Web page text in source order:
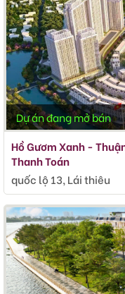
Dự án đang mở bán
Hồ Gươm Xanh -
Thanh Toán
quốc lộ 13, Lái thiêu